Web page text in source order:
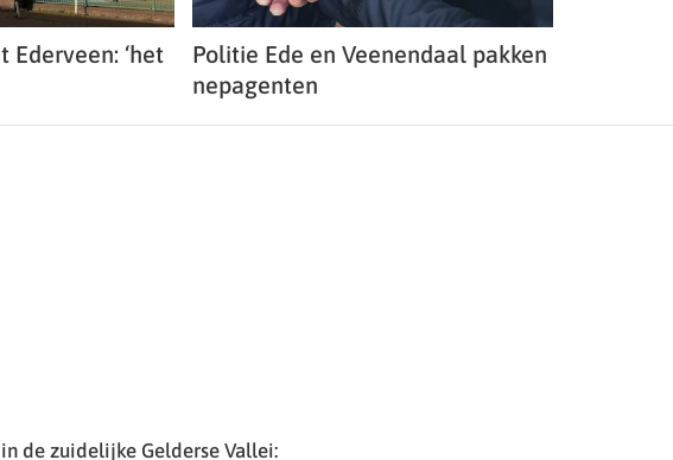
Ederveen: ‘het
Politie Ede en Veenendaal pakken
nepagenten
de zuidelijke Gelderse Vallei: